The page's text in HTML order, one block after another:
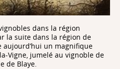
dans la région
la suite dans la région de
aujourd’hui un magnifique
Vigne, jumelé au vignoble de
de Blaye.